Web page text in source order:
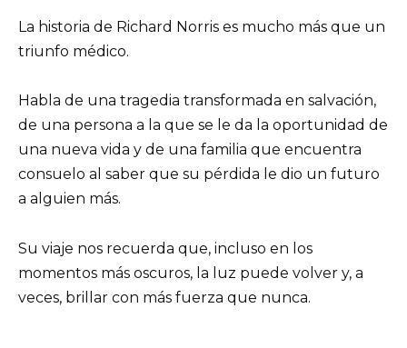
La historia de Richard Norris es mucho más que un
triunfo médico.
Habla de una tragedia transformada en salvación,
de una persona a la que se le da la oportunidad de
una nueva vida y de una familia que encuentra
consuelo al saber que su pérdida le dio un futuro
a alguien más.
Su viaje nos recuerda que, incluso en los
momentos más oscuros, la luz puede volver y, a
veces, brillar con más fuerza que nunca.